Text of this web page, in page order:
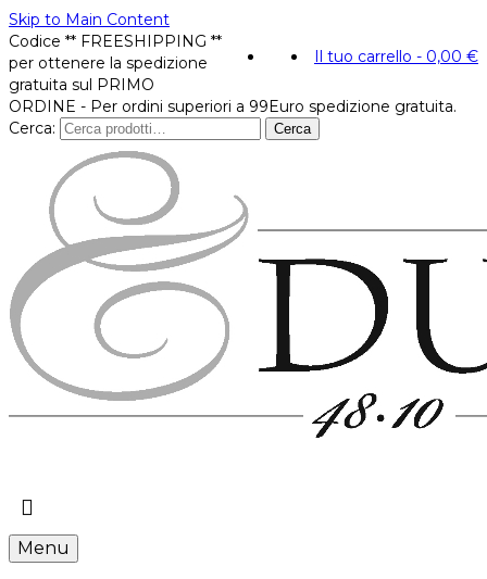
Skip to Main Content
Il tuo carrello - 0,00 €
Codice ** FREESHIPPING **
per ottenere la spedizione
gratuita sul PRIMO
ORDINE - Per ordini superiori a 99Euro spedizione gratuita.
Cerca:
Cerca
Menu